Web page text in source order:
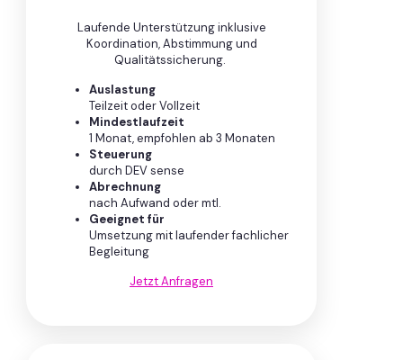
Laufende Unterstützung inklusive
Koordination, Abstimmung und
Qualitätssicherung.
Auslastung
Teilzeit oder Vollzeit
Mindestlaufzeit
1 Monat, empfohlen ab 3 Monaten
Steuerung
durch DEV sense
Abrechnung
nach Aufwand oder mtl.
Geeignet für
Umsetzung mit laufender fachlicher
Begleitung
Jetzt Anfragen